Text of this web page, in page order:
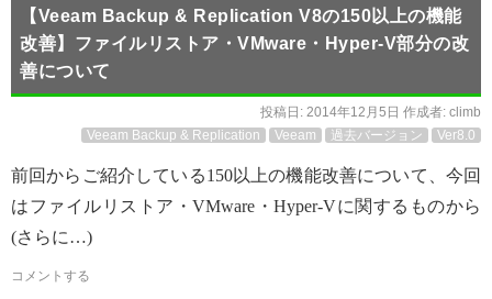
【Veeam Backup & Replication V8の150以上の機能
改善】ファイルリストア・VMware・Hyper-V部分の改
善について
投稿日: 2014年12月5日 作成者: climb
Veeam Backup & Replication
Veeam 過去バージョン Ver8.0
前回からご紹介している150以上の機能改善について、今回
はファイルリストア・VMware・Hyper-Vに関するものから
(さらに…)
コメントする